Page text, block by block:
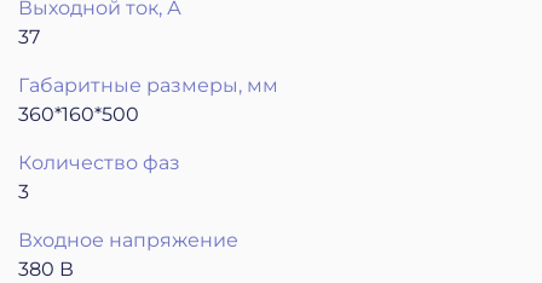
Выходной ток, А
37
Габаритные размеры, мм
360*160*500
Количество фаз
3
Входное напряжение
380 В